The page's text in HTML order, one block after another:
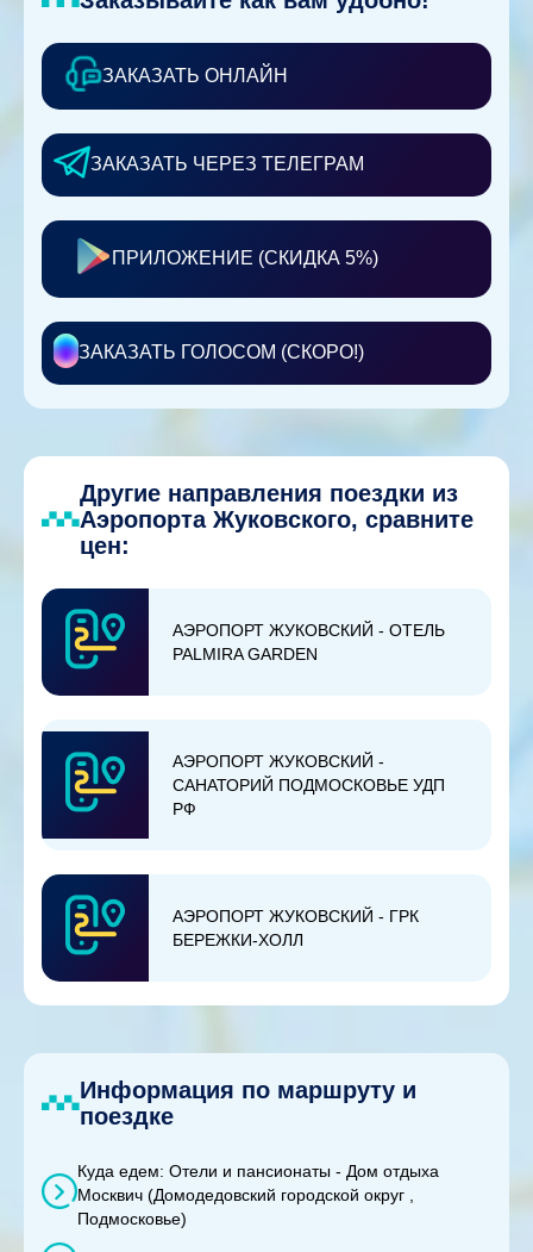
ЗАКАЗАТЬ ОНЛАЙН
ЗАКАЗАТЬ ЧЕРЕЗ ТЕЛЕГРАМ
ПРИЛОЖЕНИЕ (СКИДКА 5%)
ЗАКАЗАТЬ ГОЛОСОМ (СКОРО!)
Другие направления поездки из
Аэропорта Жуковского, сравните
цен:
АЭРОПОРТ ЖУКОВСКИЙ - ОТЕЛЬ
PALMIRA GARDEN
АЭРОПОРТ ЖУКОВСКИЙ -
САНАТОРИЙ ПОДМОСКОВЬЕ УДП
РФ
АЭРОПОРТ ЖУКОВСКИЙ - ГРК
БЕРЕЖКИ-ХОЛЛ
Информация по маршруту и
поездке
Куда едем: Отели и пансионаты - Дом отдыха
Москвич (Домодедовский городской округ ,
Подмосковье)